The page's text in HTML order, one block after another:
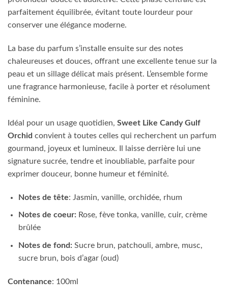
parfaitement équilibrée, évitant toute lourdeur pour
conserver une élégance moderne.
La base du parfum s’installe ensuite sur des notes
chaleureuses et douces, offrant une excellente tenue sur la
peau et un sillage délicat mais présent. L’ensemble forme
une fragrance harmonieuse, facile à porter et résolument
féminine.
Idéal pour un usage quotidien, Sweet Like Candy Gulf
Orchid convient à toutes celles qui recherchent un parfum
gourmand, joyeux et lumineux. Il laisse derrière lui une
signature sucrée, tendre et inoubliable, parfaite pour
exprimer douceur, bonne humeur et féminité.
Notes de tête: Jasmin, vanille, orchidée, rhum
Notes de coeur:Rose, fève tonka, vanille, cuir, crème
brûlée
Notes de fond:Sucre brun, patchouli, ambre, musc,
sucre brun, bois d’agar (oud)
Contenance: 100ml